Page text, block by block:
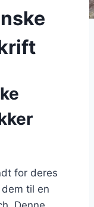
for deres
til en